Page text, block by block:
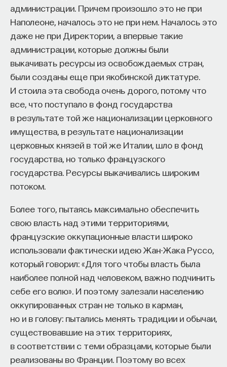
администрации. Причем произошло это не при
Наполеоне, началось это не при нем. Началось это
даже не при Директории, а впервые такие
администрации, которые должны были
выкачивать ресурсы из освобождаемых стран,
были созданы еще при якобинской диктатуре.
И стоила эта свобода очень дорого, потому что
все, что поступало в фонд государства
в результате той же национализации церковного
имущества, в результате национализации
церковных князей в той же Италии, шло в фонд
государства, но только французского
государства. Ресурсы выкачивались широким
потоком.
Более того, пытаясь максимально обеспечить
свою власть над этими территориями,
французские оккупационные власти широко
использовали фактически идею Жан-Жака Руссо,
который говорил: «Для того чтобы власть была
наиболее полной над человеком, важно подчинить
себе его волю». И поэтому залезали населению
оккупированных стран не только в карман,
но и в голову: пытались менять традиции и обычаи,
существовавшие на этих территориях,
в соответствии с теми образцами, которые были
реализованы во Франции. Поэтому во всех